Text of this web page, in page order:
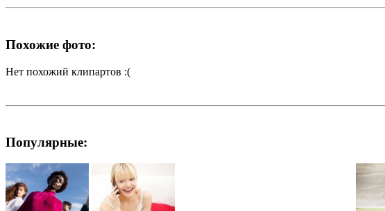
Похожие фото:
Нет похожий клипартов :(
Популярные: